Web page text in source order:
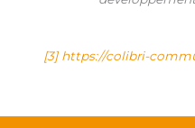
[3] https://colibri-